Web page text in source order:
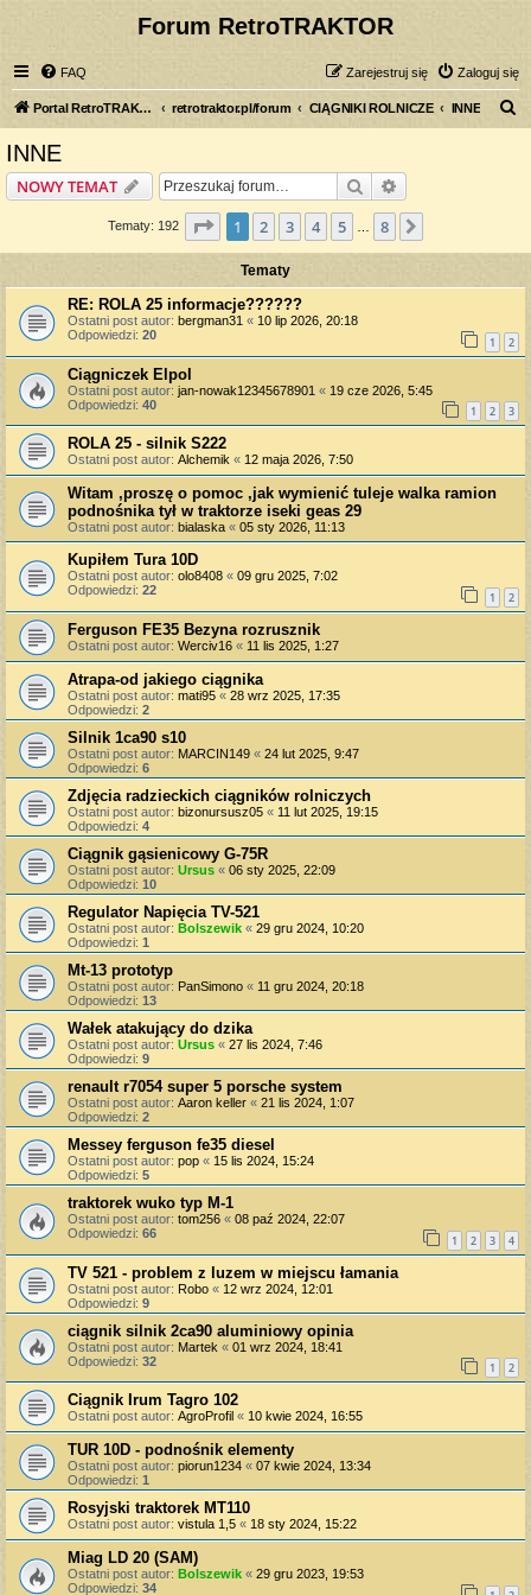
Forum RetroTRAKTOR
FAQ Zaloguj się
Zarejestruj się
Portal RetroTRAKTOR.pl retrotraktor.pl/forum CIĄGNIKI ROLNICZE INNE
INNE
NOWY TEMAT Szukaj
Tematy: 192 Strona z8
1 2 3 4 5 8
Tematy
RE: ROLA 25 informacje??????
Ostatni post autor: bergman31 « 10 lip 2026, 20:18
Odpowiedzi: 20 1 2
Ciągniczek Elpol
Ostatni post autor: jan-nowak12345678901 « 19 cze 2026, 5:45
Odpowiedzi: 40 1 2 3
ROLA 25 - silnik S222
Ostatni post autor: Alchemik « 12 maja 2026, 7:50
Witam ,proszę o pomoc ,jak wymienić tuleje walka ramion
podnośnika tył w traktorze iseki geas 29
Ostatni post autor: bialaska « 05 sty 2026, 11:13
Kupiłem Tura 10D
Ostatni post autor: olo8408 « 09 gru 2025, 7:02
Odpowiedzi: 22 1 2
Ferguson FE35 Bezyna rozrusznik
Ostatni post autor: Werciv16 « 11 lis 2025, 1:27
Atrapa-od jakiego ciągnika
Ostatni post autor: mati95 « 28 wrz 2025, 17:35
Odpowiedzi: 2
Silnik 1ca90 s10
Ostatni post autor: MARCIN149 « 24 lut 2025, 9:47
Odpowiedzi: 6
Zdjęcia radzieckich ciągników rolniczych
Ostatni post autor: bizonursusz05 « 11 lut 2025, 19:15
Odpowiedzi: 4
Ciągnik gąsienicowy G-75R
Ostatni post autor: Ursus « 06 sty 2025, 22:09
Odpowiedzi: 10
Regulator Napięcia TV-521
Ostatni post autor: Bolszewik « 29 gru 2024, 10:20
Odpowiedzi: 1
Mt-13 prototyp
Ostatni post autor: PanSimono « 11 gru 2024, 20:18
Odpowiedzi: 13
Wałek atakujący do dzika
Ostatni post autor: Ursus « 27 lis 2024, 7:46
Odpowiedzi: 9
renault r7054 super 5 porsche system
Ostatni post autor: Aaron keller « 21 lis 2024, 1:07
Odpowiedzi: 2
Messey ferguson fe35 diesel
Ostatni post autor: pop « 15 lis 2024, 15:24
Odpowiedzi: 5
traktorek wuko typ M-1
Ostatni post autor: tom256 « 08 paź 2024, 22:07
Odpowiedzi: 66 1 2 3 4
TV 521 - problem z luzem w miejscu łamania
Ostatni post autor: Robo « 12 wrz 2024, 12:01
Odpowiedzi: 9
ciągnik silnik 2ca90 aluminiowy opinia
Ostatni post autor: Martek « 01 wrz 2024, 18:41
Odpowiedzi: 32 1 2
Ciągnik Irum Tagro 102
Ostatni post autor: AgroProfil « 10 kwie 2024, 16:55
TUR 10D - podnośnik elementy
Ostatni post autor: piorun1234 « 07 kwie 2024, 13:34
Odpowiedzi: 1
Rosyjski traktorek МТ110
Ostatni post autor: vistula 1,5 « 18 sty 2024, 15:22
Miag LD 20 (SAM)
Ostatni post autor: Bolszewik « 29 gru 2023, 19:53
Odpowiedzi: 34